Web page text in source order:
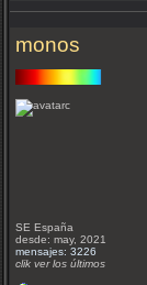
monos
SE España
desde: may, 2021
mensajes: 3226
clik ver los últimos